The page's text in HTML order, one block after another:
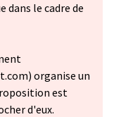
dans le cadre de
organise un
est
d'eux.